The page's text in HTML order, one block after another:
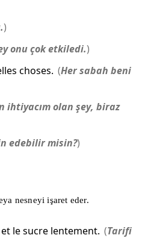
)
onu çok etkiledi.)
choses. (Her sabah beni
ihtiyacım olan şey, biraz
edebilir misin?)
nesneyi işaret eder.
le sucre lentement. (Tarifi